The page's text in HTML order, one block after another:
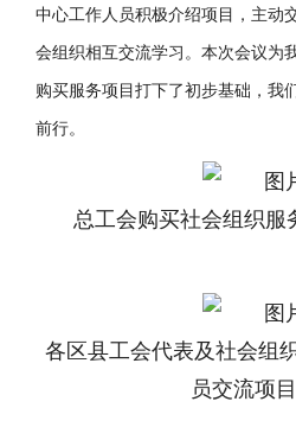
中心工作人员积极介绍项目，主动
会组织相互交流学习。本次会议为
购买服务项目打下了初步基础，我
前行。
总工会购买社会组织服
各区县工会代表及社会组
员交流项